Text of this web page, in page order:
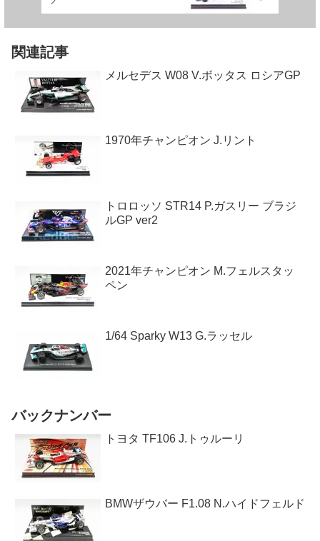
関連記事
メルセデス W08 V.ボッタス ロシアGP
1970年チャンピオン J.リント
トロロッソ STR14 P.ガスリー ブラジ
ルGP ver2
2021年チャンピオン M.フェルスタッ
ペン
1/64 Sparky W13 G.ラッセル
バックナンバー
トヨタ TF106 J.トゥルーリ
BMWザウバー F1.08 N.ハイドフェルド